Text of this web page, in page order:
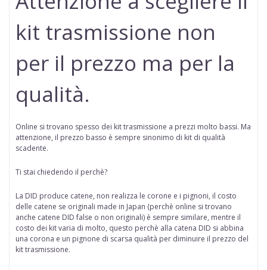
kit trasmissione non
per il prezzo ma per la
qualità.
Online si trovano spesso dei kit trasmissione a prezzi molto bassi. Ma
attenzione, il prezzo basso è sempre sinonimo di kit di qualità
scadente.
Ti stai chiedendo il perchè?
La DID produce catene, non realizza le corone e i pignoni, il costo
delle catene se originali made in Japan (perchè online si trovano
anche catene DID false o non originali) è sempre similare, mentre il
costo dei kit varia di molto, questo perchè alla catena DID si abbina
una corona e un pignone di scarsa qualità per diminuire il prezzo del
kit trasmissione.